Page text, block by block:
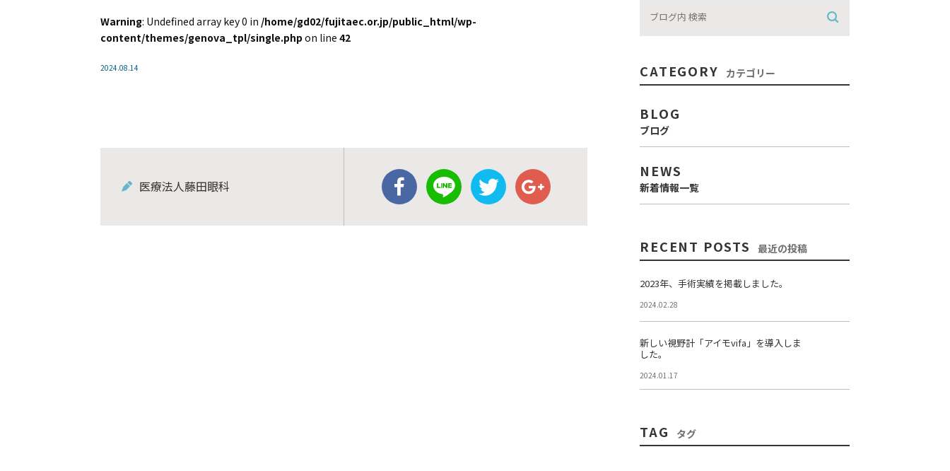
Warning: Undefined array key 0 in /home/gd02/fujitaec.or.jp/public_html/wp-
content/themes/genova_tpl/single.php on line 42
2024.08.14
医療法人藤田眼科
CATEGORY カテゴリー
BLOG
ブログ
NEWS
新着情報一覧
RECENT POSTS 最近の投稿
2023年、手術実績を掲載しました。
2024.02.28
新しい視野計「アイモvifa」を導入しま
した。
2024.01.17
TAG タグ